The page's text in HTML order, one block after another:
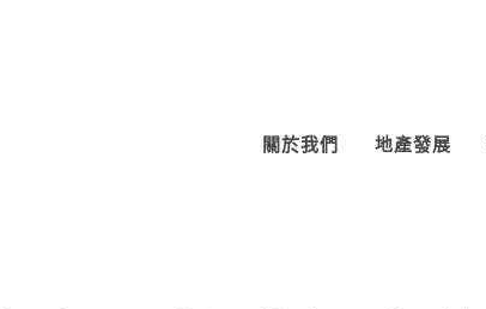
關於我們 地產發展